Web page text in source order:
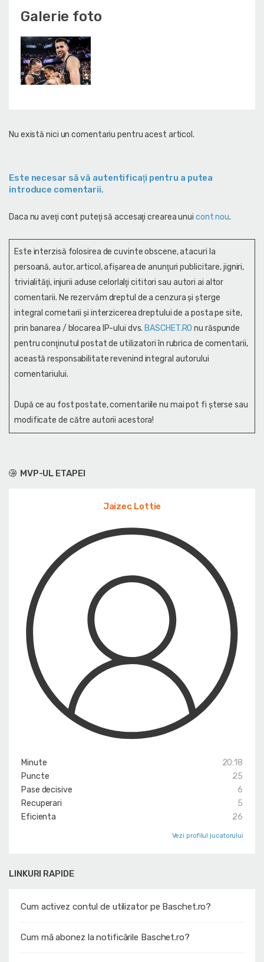
MVP-UL ETAPEI
Jaizec Lottie
Minute
20:18
Puncte
25
Pase decisive
6
Recuperari
5
Eficienta
26
Vezi profilul jucatorului
LINKURI RAPIDE
Cum activez contul de utilizator pe Baschet.ro?
Cum mă abonez la notificările Baschet.ro?
Galerie foto
Nu există nici un comentariu pentru acest articol.
Este necesar să vă autentificaţi pentru a putea
introduce comentarii.
Daca nu aveţi cont puteţi să accesaţi crearea unui cont nou.
Este interzisă folosirea de cuvinte obscene, atacuri la
persoană, autor, articol, afişarea de anunţuri publicitare, jigniri,
trivialităţi, injurii aduse celorlalţi cititori sau autori ai altor
comentarii. Ne rezervăm dreptul de a cenzura și şterge
integral cometarii și interzicerea dreptului de a posta pe site,
prin banarea / blocarea IP-ului dvs. BASCHET.RO nu răspunde
pentru conţinutul postat de utilizatori în rubrica de comentarii,
această responsabilitate revenind integral autorului
comentariului.
După ce au fost postate, comentariile nu mai pot fi șterse sau
modificate de către autorii acestora!